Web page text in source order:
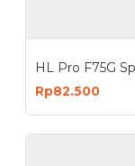
Rp82.500